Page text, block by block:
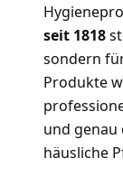
seit 1818
sondern
Produkte
und genau
häusliche